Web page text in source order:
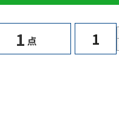
1 点